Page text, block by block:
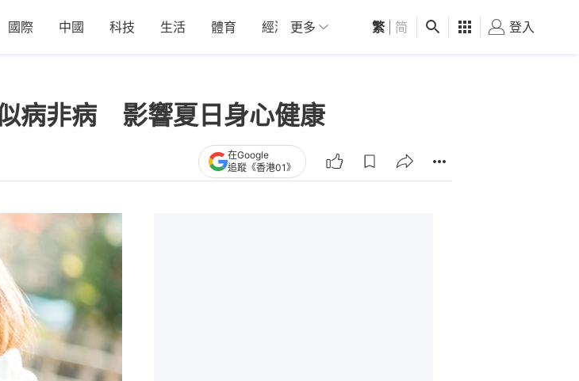
國際 中國 科技 生活 體育 經濟 01深圳 觀點 健康 好食玩飛
更多 繁 简 登入
病非病 影響夏日身心健康
在Google
追蹤《香港01》